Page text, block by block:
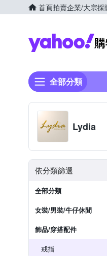
首頁拍賣企業/大宗採
全部分類
Lydia
依分類篩選
全部分類
女裝/男裝/牛仔休閒
飾品​/​穿搭​配件
戒指